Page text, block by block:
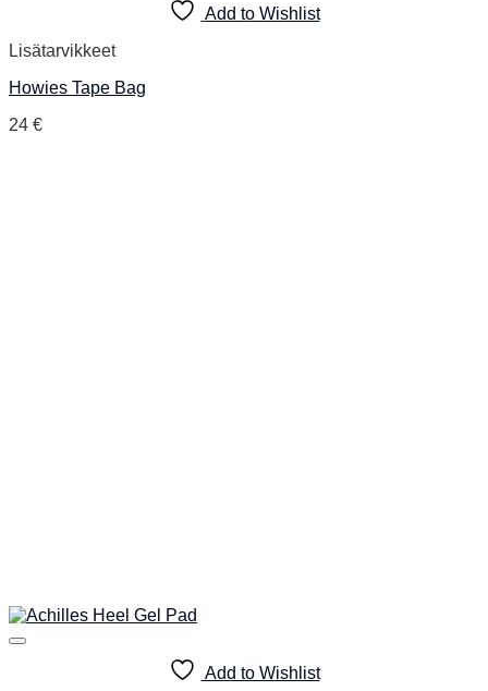
Add to Wishlist
Lisätarvikkeet
Howies Tape Bag
24 €
Add to Wishlist